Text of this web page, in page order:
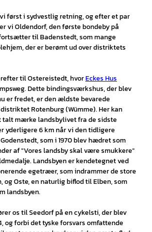
først i sydvestlig retning, og efter et par
vi Oldendorf, den første bondeby på
til Badenstedt, som mange
der er berømt ud over distriktets
til Ostereistedt, hvorEckes Hus
Dette bindingsværkshus, der blev
er fredet, er den ældste bevarede
Rotenburg (Wümme). Her kan
talt mærke landsbylivet fra de sidste
yderligere 6 km når vi den tidligere
som i 1970 blev hædret som
af "Vores landsby skal være smukkere"
Landsbyen er kendetegnet ved
egetræer, som indrammer de store
og Oste, en naturlig biflod til Elben, som
landsbyen.
os til Seedorf på en cykelsti, der blev
og forbi det tyske forsvars omfattende